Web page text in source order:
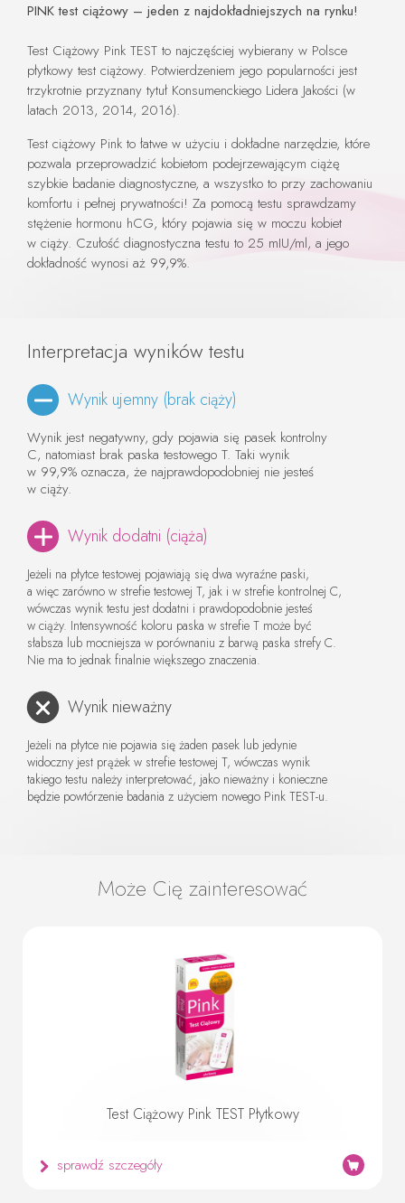
PINK test ciążowy – jeden z najdokładniejszych na rynku!
Test Ciążowy Pink TEST to najczęściej wybierany w Polsce
płytkowy test ciążowy. Potwierdzeniem jego popularności jest
trzykrotnie przyznany tytuł Konsumenckiego Lidera Jakości (w
latach 2013, 2014, 2016).
Test ciążowy Pink to łatwe w użyciu i dokładne narzędzie, które
pozwala przeprowadzić kobietom podejrzewającym ciążę
szybkie badanie diagnostyczne, a wszystko to przy zachowaniu
komfortu i pełnej prywatności! Za pomocą testu sprawdzamy
stężenie hormonu hCG, który pojawia się w moczu kobiet
w ciąży. Czułość diagnostyczna testu to 25 mIU/ml, a jego
dokładność wynosi aż 99,9%.
Interpretacja wyników testu
Wynik ujemny (brak ciąży)
Wynik jest negatywny, gdy pojawia się pasek kontrolny
C, natomiast brak paska testowego T. Taki wynik
w 99,9% oznacza, że najprawdopodobniej nie jesteś
w ciąży.
Wynik dodatni (ciąża)
Jeżeli na płytce testowej pojawiają się dwa wyraźne paski,
a więc zarówno w strefie testowej T, jak i w strefie kontrolnej C,
wówczas wynik testu jest dodatni i prawdopodobnie jesteś
w ciąży. Intensywność koloru paska w strefie T może być
słabsza lub mocniejsza w porównaniu z barwą paska strefy C.
Nie ma to jednak finalnie większego znaczenia.
Wynik nieważny
Jeżeli na płytce nie pojawia się żaden pasek lub jedynie
widoczny jest prążek w strefie testowej T, wówczas wynik
takiego testu należy interpretować, jako nieważny i konieczne
będzie powtórzenie badania z użyciem nowego Pink TEST-u.
Może Cię zainteresować
Test Ciążowy Pink TEST Płytkowy
sprawdź szczegóły